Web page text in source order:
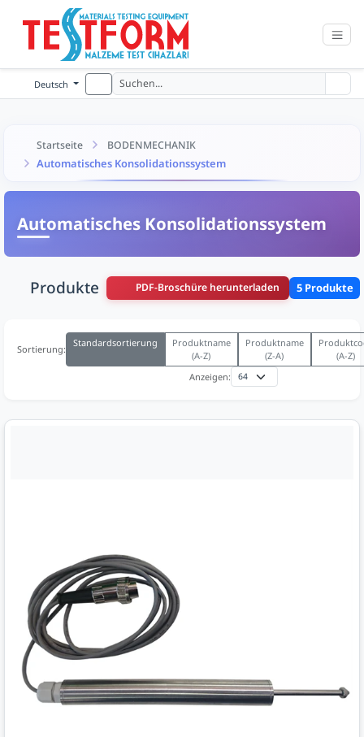
Deutsch
Startseite BODENMECHANIK
Automatisches Konsolidationssystem
Automatisches Konsolidationssystem
Produkte PDF-Broschüre herunterladen 5 Produkte
Sortierung:
Standardsortierung
Produktname
(A-Z)
Produktname
(Z-A)
(A-Z)
Anzeigen: